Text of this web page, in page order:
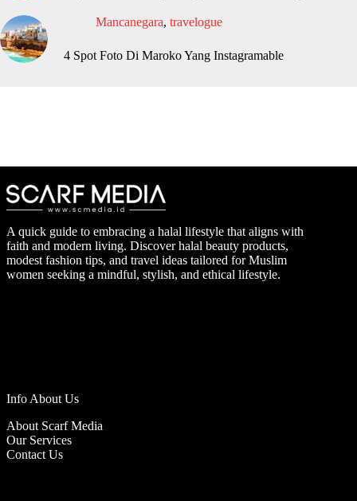
Mancanegara, travelogue
4 Spot Foto Di Maroko Yang Instagramable
A quick guide to embracing a halal lifestyle that aligns with
faith and modern living. Discover halal beauty products,
modest fashion tips, and travel ideas tailored for Muslim
women seeking a mindful, stylish, and ethical lifestyle.
Info About Us
About Scarf Media
Our Services
Contact Us